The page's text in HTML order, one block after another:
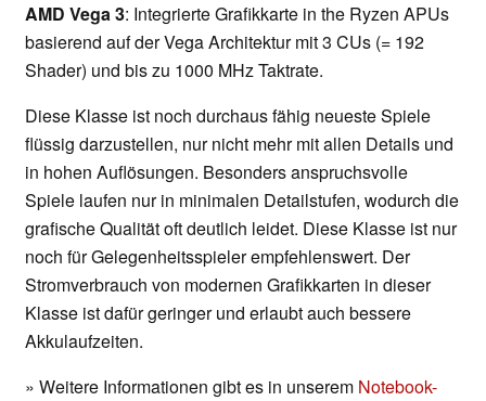
AMD Vega 3: Integrierte Grafikkarte in the Ryzen APUs
basierend auf der Vega Architektur mit 3 CUs (= 192
Shader) und bis zu 1000 MHz Taktrate.
Diese Klasse ist noch durchaus fähig neueste Spiele
flüssig darzustellen, nur nicht mehr mit allen Details und
in hohen Auflösungen. Besonders anspruchsvolle
Spiele laufen nur in minimalen Detailstufen, wodurch die
grafische Qualität oft deutlich leidet. Diese Klasse ist nur
noch für Gelegenheitsspieler empfehlenswert. Der
Stromverbrauch von modernen Grafikkarten in dieser
Klasse ist dafür geringer und erlaubt auch bessere
Akkulaufzeiten.
» Weitere Informationen gibt es in unserem Notebook-